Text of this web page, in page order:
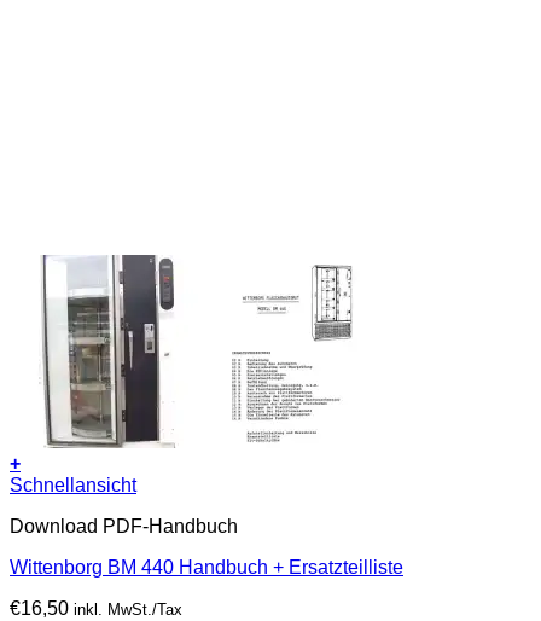
+
Schnellansicht
Download PDF-Handbuch
Wittenborg BM 440 Handbuch + Ersatzteilliste
€16,50 inkl. MwSt./Tax